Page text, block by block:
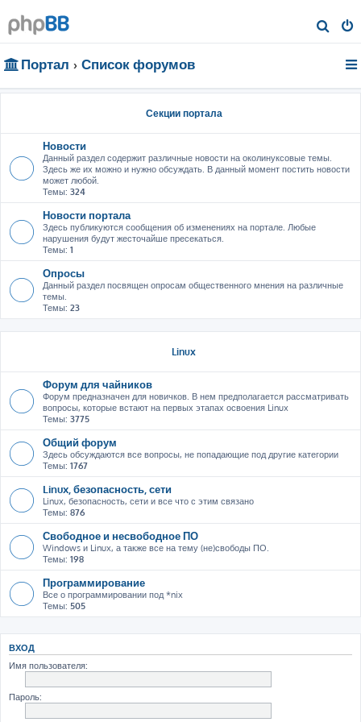
о
Портал Список форумов
Секции портала
Новости
Данный раздел содержит различные новости на околинуксовые темы.
Здесь же их можно и нужно обсуждать. В данный момент постить новости
может любой.
Темы: 324
Новости портала
Здесь публикуются сообщения об изменениях на портале. Любые
нарушения будут жесточайше пресекаться.
Темы: 1
Опросы
Данный раздел посвящен опросам общественного мнения на различные
темы.
Темы: 23
Linux
Форум для чайников
Форум предназначен для новичков. В нем предполагается рассматривать
вопросы, которые встают на первых этапах освоения Linux
Темы: 3775
Общий форум
Здесь обсуждаются все вопросы, не попадающие под другие категории
Темы: 1767
Linux, безопасность, сети
Linux, безопасность, сети и все что с этим связано
Темы: 876
Свободное и несвободное ПО
Windows и Linux, а также все на тему (не)свободы ПО.
Темы: 198
Программирование
Все о программировании под *nix
Темы: 505
ВХОД
Имя пользователя:
Пароль: